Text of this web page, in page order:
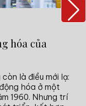
hóa của
là điều mới lạ:
hóa ở một
1960. Nhưng trí